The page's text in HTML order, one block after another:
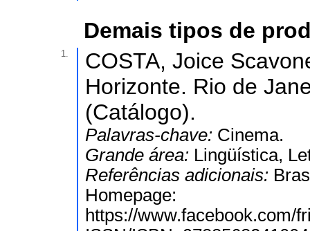
Demais tipos de
1.
COSTA, Joice
Horizonte. Rio de
(Catálogo).
Palavras-chave: Cinema.
Grande área: Lingüística,
Referências adicionais:
Homepage:
https://www.facebook.com/